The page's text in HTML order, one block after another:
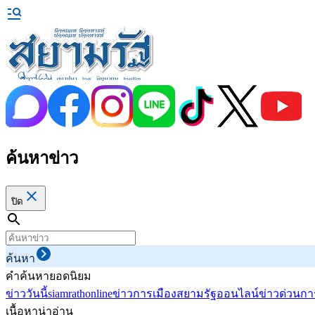
ค้นหาข่าว
ปิด
ค้นหา
คำค้นหายอดนิยม
ข่าววันนี้siamrathonlineข่าวการเมืองสยามรัฐออนไลน์ข่าวด่วนก
เนื้อหาน่าอ่าน